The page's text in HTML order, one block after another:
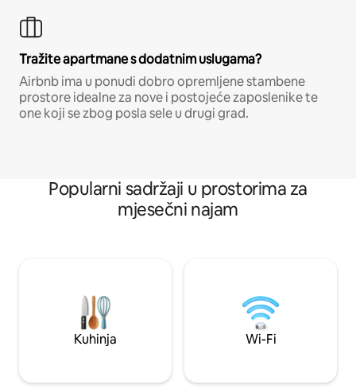
Tražite apartmane s dodatnim uslugama?
Airbnb ima u ponudi dobro opremljene stambene
prostore idealne za nove i postojeće zaposlenike te
one koji se zbog posla sele u drugi grad.
Popularni sadržaji u prostorima za
mjesečni najam
Kuhinja Wi-Fi